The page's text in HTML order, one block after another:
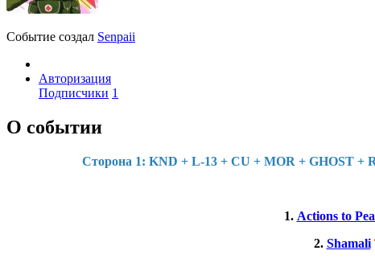
Событие создал Senpaii
Авторизация
Подписчики 1
О событии
Cторона 1: KND + L-13 + CU + MOR + GHOST +
1. Actions to
2. Shamali